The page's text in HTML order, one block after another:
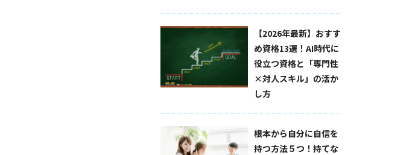
【2026年最新】おすす
め資格13選！AI時代に
役立つ資格と「専門性
×対人スキル」の活か
し方
根本から自分に自信を
持つ方法５つ！持てな